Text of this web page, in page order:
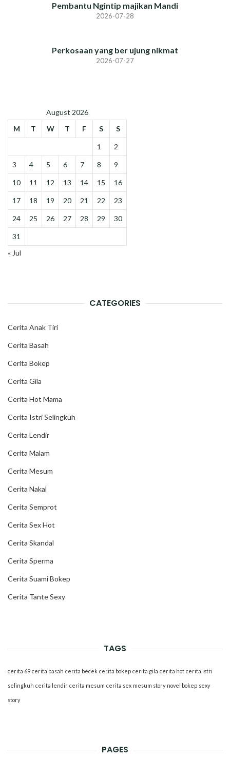
Pembantu Ngintip majikan Mandi
2026-07-28
Perkosaan yang ber ujung nikmat
2026-07-27
August 2026
M
T W T F S S
1 2
3 4 5 6 7 8 9
10 11 12 13 14 15 16
17 18 19 20 21 22 23
24 25 26 27 28 29 30
31
« Jul
CATEGORIES
Cerita Anak Tiri
Cerita Basah
Cerita Bokep
Cerita Gila
Cerita Hot Mama
Cerita Istri Selingkuh
Cerita Lendir
Cerita Malam
Cerita Mesum
Cerita Nakal
Cerita Semprot
Cerita Sex Hot
Cerita Skandal
Cerita Sperma
Cerita Suami Bokep
Cerita Tante Sexy
TAGS
cerita 69 cerita basah cerita becek cerita bokep cerita gila cerita hot cerita istri
selingkuh cerita lendir cerita mesum cerita sex mesum story novel bokep sexy
story
PAGES